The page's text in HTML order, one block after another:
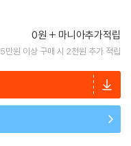
0원 마니아추가적립
5만원 이상 구매 시 2천원 추가 적립